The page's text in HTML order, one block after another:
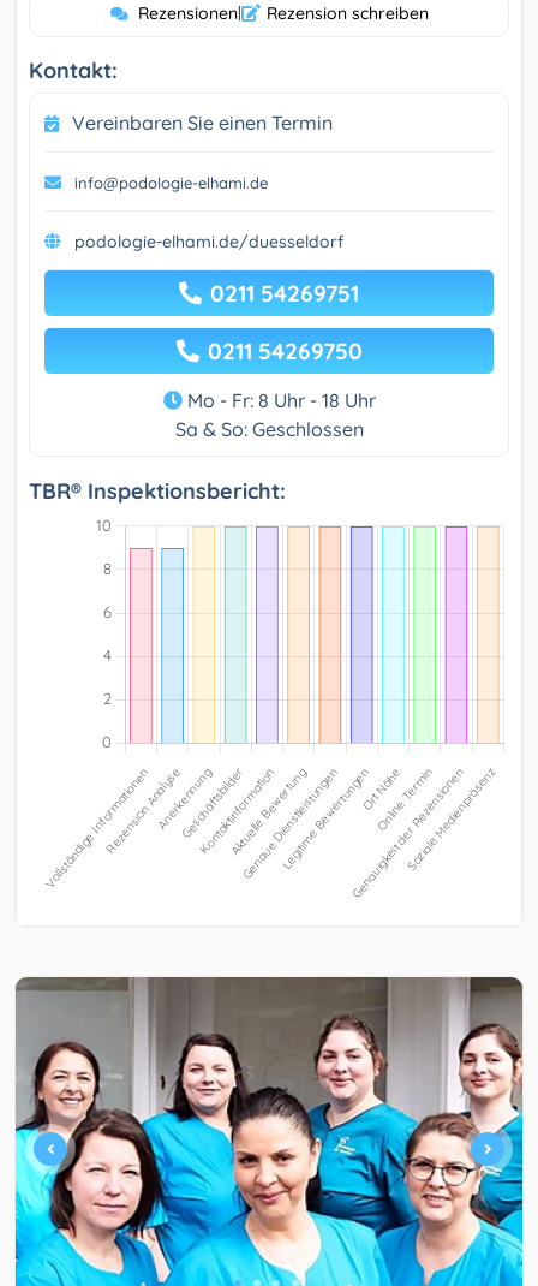
Rezensionen| Rezension schreiben
Kontakt:
Vereinbaren Sie einen Termin
info@podologie-elhami.de
podologie-elhami.de/duesseldorf
0211 54269751
0211 54269750
Mo - Fr: 8 Uhr - 18 Uhr
Sa & So: Geschlossen
TBR® Inspektionsbericht: